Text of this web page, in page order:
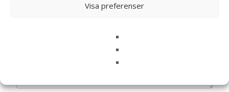
Visa preferenser